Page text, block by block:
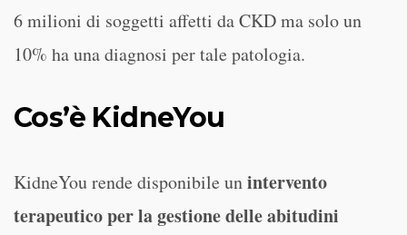
6 milioni di soggetti affetti da CKD ma solo un
10% ha una diagnosi per tale patologia.
Cos’è KidneYou
KidneYou rende disponibile unintervento
terapeutico per la gestione delle abitudini